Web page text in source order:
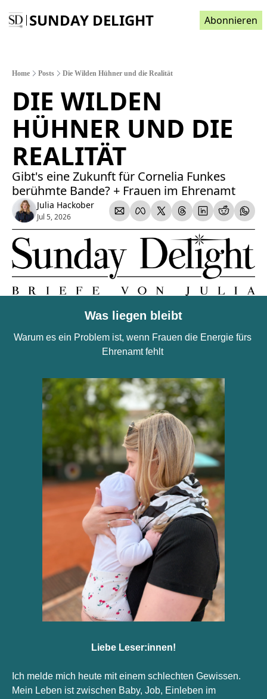
SUNDAY DELIGHT Abonnieren
Home Posts Die Wilden Hühner und die Realität
DIE WILDEN
HÜHNER UND DIE
REALITÄT
Gibt's eine Zukunft für Cornelia Funkes
berühmte Bande? + Frauen im Ehrenamt
Julia Hackober
Jul 5, 2026
Was liegen bleibt
Warum es ein Problem ist, wenn Frauen die Energie fürs
Ehrenamt fehlt
Liebe Leser:innen!
Ich melde mich heute mit einem schlechten Gewissen.
Mein Leben ist zwischen Baby, Job, Einleben im